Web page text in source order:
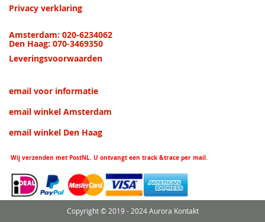
Privacy verklaring
Amsterdam: 020-6234062
Den Haag: 070-3469350
Leveringsvoorwaarden
email voor informatie
email winkel Amsterdam
email winkel Den Haag
Wij verzenden met PostNL. U ontvangt een track &trace per mail.
Copyright © 2019 - 2024 Aurora Kontakt